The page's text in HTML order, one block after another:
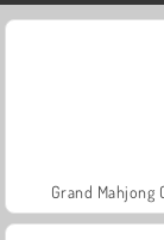
Grand Mahjong